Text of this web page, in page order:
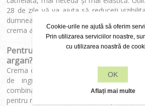
28 de zile vă va ajuta să reduceți
dumneavoastră va avea un aspect
crema ajută la prevenirea apariţiei noilor
Pentru câte aplicări îmi ajunge
argan?
Crema cu argan este atât de eficientă
de ingrediente concentrate pe
combinație de ingrediente active are
pentru reducerea ridurilor într-o perioadă
Cookie-urile ne ajută să oferim
Prin utilizarea serviciilor noastre,
cu utilizarea noastră de
OK
Aflați mai multe